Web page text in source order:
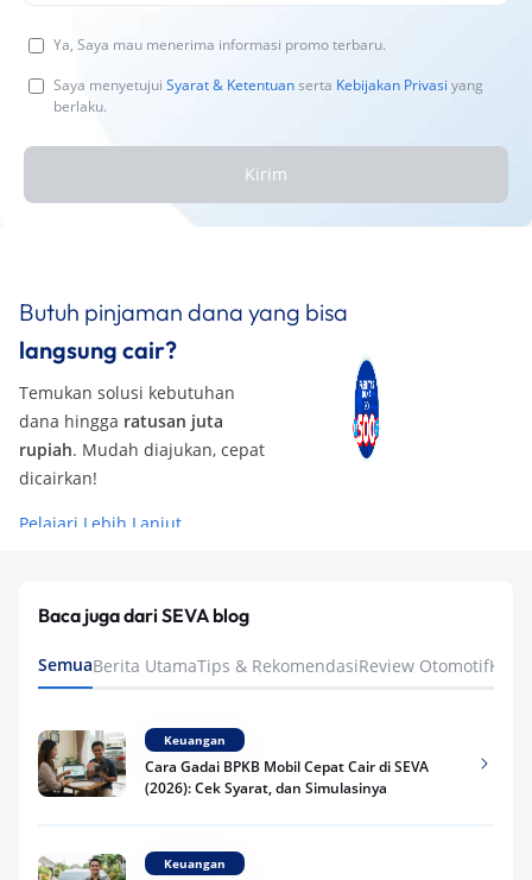
Ya, Saya mau menerima informasi promo terbaru.
Saya menyetujui Syarat & Ketentuanserta Kebijakan Privasi yang
berlaku.
Kirim
Butuh pinjaman dana yang bisa
langsung cair?
Temukan solusi kebutuhan
dana hingga ratusan juta
rupiah. Mudah diajukan, cepat
dicairkan!
Pelajari Lebih Lanjut
Baca juga dari SEVA blog
SemuaBerita UtamaTips & RekomendasiReview Otomotif
Keuangan
Cara Gadai BPKB Mobil Cepat Cair di SEVA
(2026): Cek Syarat, dan Simulasinya
Keuangan